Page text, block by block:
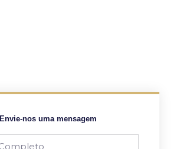
Envie-nos uma mensagem